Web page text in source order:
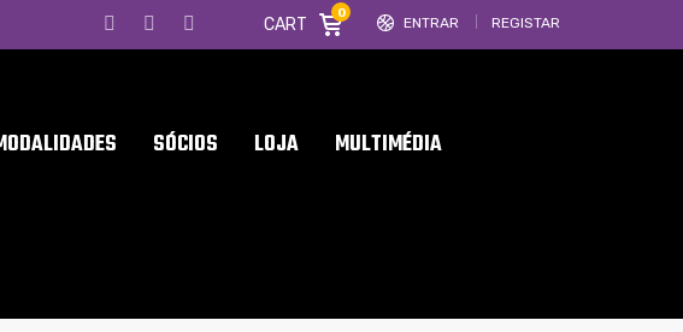
ENTRAR REGISTAR
CART
0
SÓCIOS LOJA MULTIMÉDIA